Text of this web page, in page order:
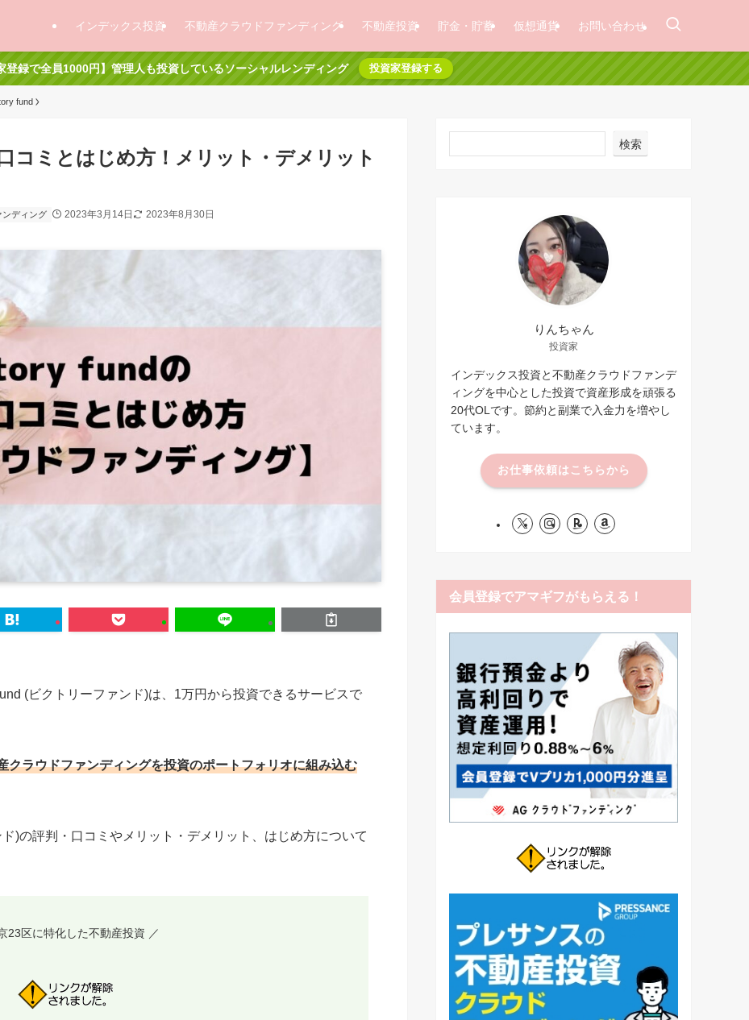
インデックス投資 不動産クラウドファンディング 不動産投資 貯金・貯蓄 仮想通貨 お問い合わせ
登録で全員1000円】管理人も投資しているソーシャルレンディング 投資家登録する
fund
コミとはじめ方！メリット・デメリット
ンディング 2023年3月14日 2023年8月30日
(ビクトリーファンド)は、1万円から投資できるサービスで
クラウドファンディングを投資のポートフォリオに組み込む
)の評判・口コミやメリット・デメリット、はじめ方について
23区に特化した不動産投資 ／
検索
りんちゃん
投資家
インデックス投資と不動産クラウドファンデ
ィングを中心とした投資で資産形成を頑張る
20代OLです。節約と副業で入金力を増やし
ています。
お仕事依頼はこちらから
会員登録でアマギフがもらえる！